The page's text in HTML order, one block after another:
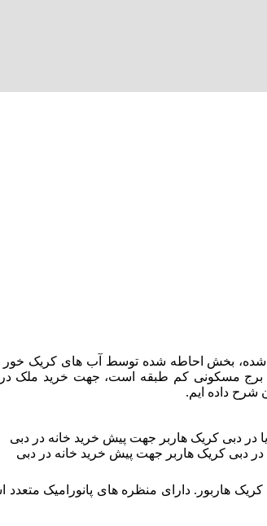
بخش احاطه شده توسط آب های کریک خور
برج مسکونی کم طبقه است، جهت خرید ملک
شرح داده ایم.
در دبی کریک هاربر جهت پیش خرید خانه در دبی
هاربور. دارای منظره های پانورامیک